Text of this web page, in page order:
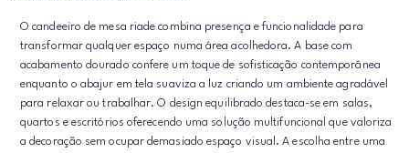
O candeeiro de mesa riade combina presença e funcionalidade para
transformar qualquer espaço numa área acolhedora. A base com
acabamento dourado confere um toque de sofisticação contemporânea
enquanto o abajur em tela suaviza a luz criando um ambiente agradável
para relaxar ou trabalhar. O design equilibrado destaca-se em salas,
quartos e escritórios oferecendo uma solução multifuncional que valoriza
a decoração sem ocupar demasiado espaço visual. A escolha entre uma